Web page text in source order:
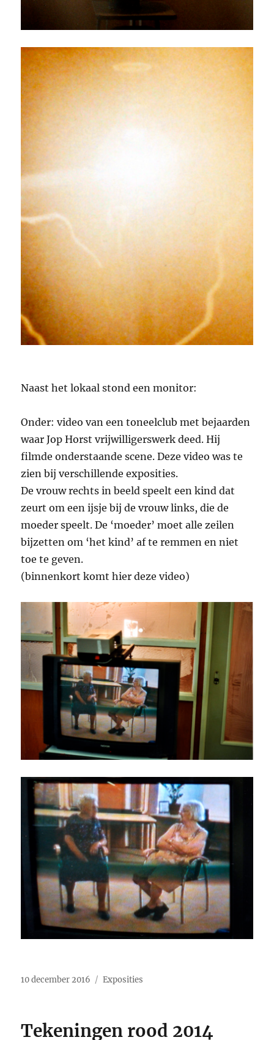
Naast het lokaal stond een monitor:
Onder: video van een toneelclub met bejaarden
waar Jop Horst vrijwilligerswerk deed. Hij
filmde onderstaande scene. Deze video was te
zien bij verschillende exposities.
De vrouw rechts in beeld speelt een kind dat
zeurt om een ijsje bij de vrouw links, die de
moeder speelt. De ‘moeder’ moet alle zeilen
bijzetten om ‘het kind’ af te remmen en niet
toe te geven.
(binnenkort komt hier deze video)
Geplaatst
10 december 2016 Categorieën
Exposities
Tekeningen rood 2014